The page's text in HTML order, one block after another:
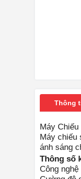
Thông
Máy
Máy chiếu
ánh sáng
Thông số
Công